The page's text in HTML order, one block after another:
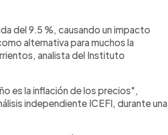
del 9.5 %, causando un impacto
alternativa para muchos la
analista del Instituto
es la inflación de los precios",
independiente ICEFI, durante una